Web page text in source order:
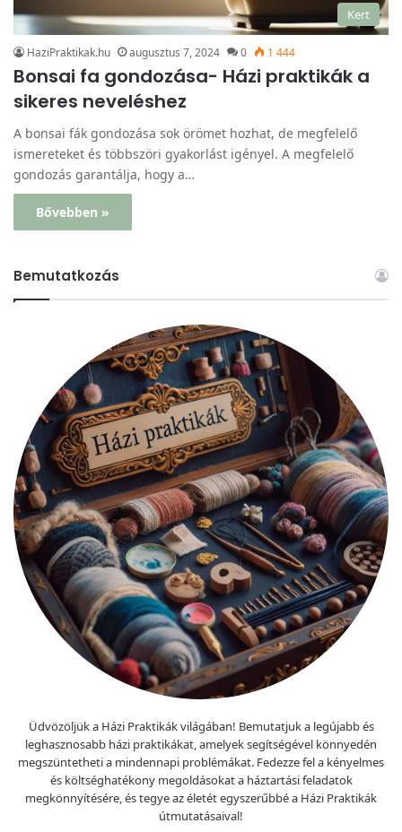
Kert
HaziPraktikak.hu augusztus 7, 2024 0 1 444
Bonsai fa gondozása- Házi praktikák a
sikeres neveléshez
A bonsai fák gondozása sok örömet hozhat, de megfelelő
ismereteket és többszöri gyakorlást igényel. A megfelelő
gondozás garantálja, hogy a…
Bővebben »
Bemutatkozás
Üdvözöljük a Házi Praktikák világában! Bemutatjuk a legújabb és
leghasznosabb házi praktikákat, amelyek segítségével könnyedén
megszüntetheti a mindennapi problémákat. Fedezze fel a kényelmes
és költséghatékony megoldásokat a háztartási feladatok
megkönnyítésére, és tegye az életét egyszerűbbé a Házi Praktikák
útmutatásaival!